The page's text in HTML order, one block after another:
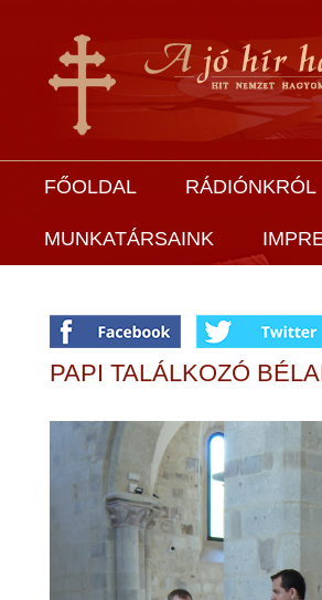
FŐOLDAL RÁDIÓNKRÓL
MUNKATÁRSAINK
PAPI TALÁLKOZÓ